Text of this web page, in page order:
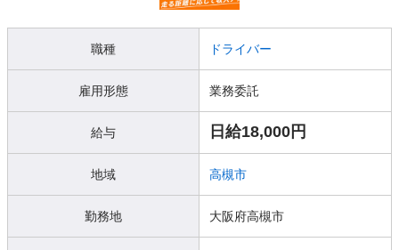
職種 ドライバー
雇用形態 業務委託
給与 日給18,000円
地域 高槻市
勤務地 大阪府高槻市